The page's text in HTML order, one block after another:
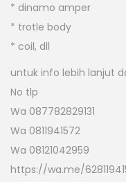
* dinamo amper
* trotle body
* coil, dll
untuk info lebih lanjut
No tlp
Wa 087782829131
Wa 0811941572
Wa 08121042959
https://wa.me/